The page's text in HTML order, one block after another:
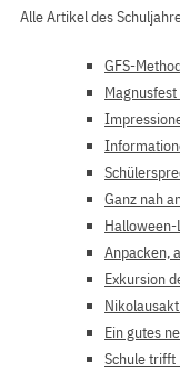
Alle Artikel des
GFS-
Ganz nah
Halloween-
Anpacken,
Exkursion
Ein gutes
Schule trifft